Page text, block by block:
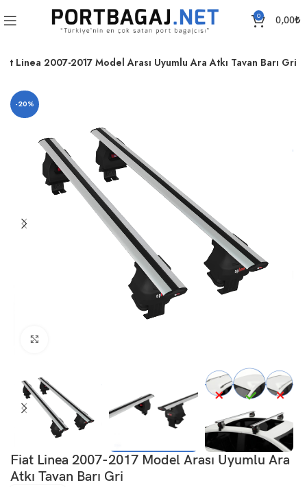
0 0,00₺
Linea 2007-2017 Model Arası Uyumlu Ara Atkı Tavan Barı Gri
-20%
Fiat Linea 2007-2017 Model Arası Uyumlu Ara
Atkı Tavan Barı Gri